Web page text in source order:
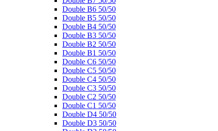
Double B6 50/50
Double B5 50/50
Double B4 50/50
Double B3 50/50
Double B2 50/50
Double B1 50/50
Double C6 50/50
Double C5 50/50
Double C4 50/50
Double C3 50/50
Double C2 50/50
Double C1 50/50
Double D4 50/50
Double D3 50/50